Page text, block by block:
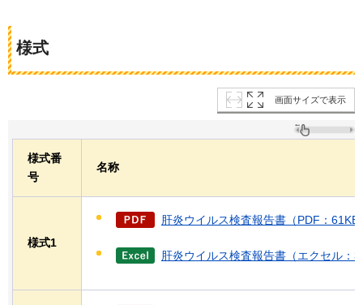
様式
画面サイズで表示
様式番
号
名称
様式1
肝炎ウイルス検査報告書（PDF：61KB
肝炎ウイルス検査報告書（エクセル：